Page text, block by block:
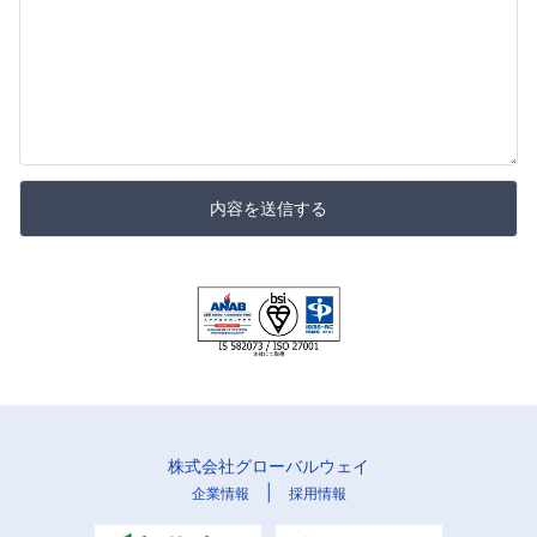
内容を送信する
株式会社グローバルウェイ
企業情報 採用情報